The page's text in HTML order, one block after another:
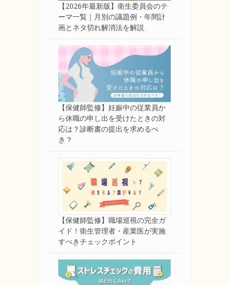
【2026年最新版】衛生委員会のテ
ーマ一覧｜月別の議題例・年間計
画とネタ切れ解消法を解説
【保健師監修】妊娠中の従業員か
ら休職の申し出を受けたときの対
応は？診断書の提出を求めるべ
き？
【保健師監修】職場巡視の完全ガ
イド！衛生管理者・産業医が実施
すべきチェックポイント